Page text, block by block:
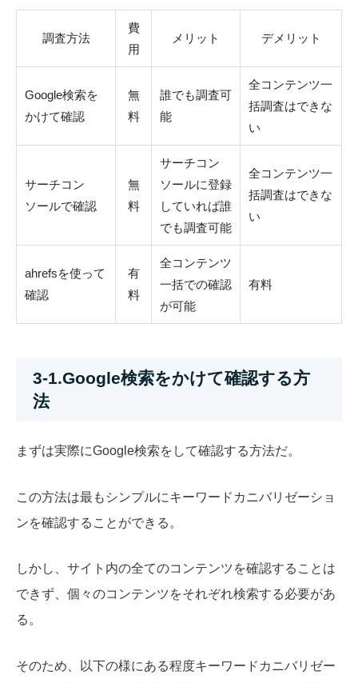
調査方法
費
用
メリット デメリット
Google検索を
かけて確認
無
料
誰でも調査可
能
全コンテンツ一
括調査はできな
い
サーチコン
ソールで確認
無
料
サーチコン
ソールに登録
していれば誰
でも調査可能
全コンテンツ一
括調査はできな
い
ahrefsを使って
確認
有
料
全コンテンツ
一括での確認
が可能
有料
3-1.Google検索をかけて確認する方
法
まずは実際にGoogle検索をして確認する方法だ。
この方法は最もシンプルにキーワードカニバリゼーショ
ンを確認することができる。
しかし、サイト内の全てのコンテンツを確認することは
できず、個々のコンテンツをそれぞれ検索する必要があ
る。
そのため、以下の様にある程度キーワードカニバリゼー